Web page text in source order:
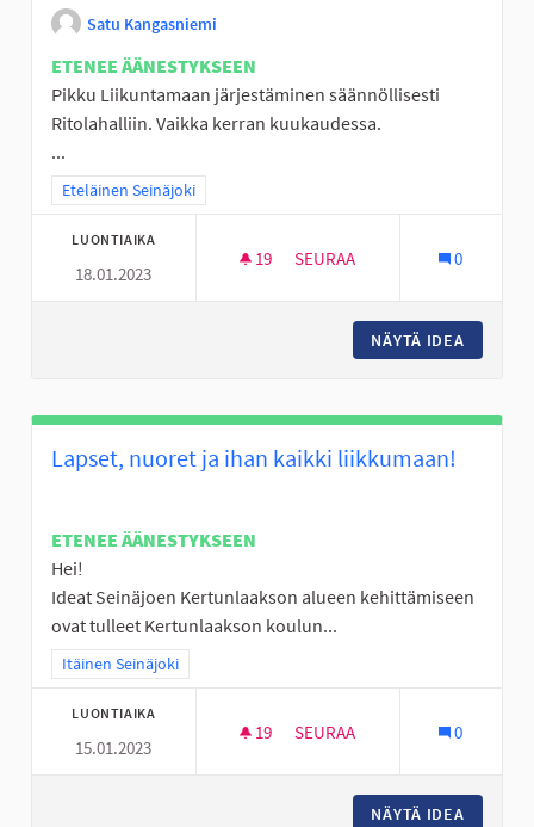
Satu Kangasniemi
ETENEE ÄÄNESTYKSEEN
Pikku Liikuntamaan järjestäminen säännöllisesti
Ritolahalliin. Vaikka kerran kuukaudessa.
...
Rajaa tulokset teeman mukaan: Eteläinen Seinäjoki
Eteläinen Seinäjoki
LUONTIAIKA
18.01.2023
19 19 SEURAAJAA
SEURAA 0
NÄYTÄ IDEA
Lapset, nuoret ja ihan kaikki liikkumaan!
ETENEE ÄÄNESTYKSEEN
Hei!
Ideat Seinäjoen Kertunlaakson alueen kehittämiseen
ovat tulleet Kertunlaakson koulun...
Rajaa tulokset teeman mukaan: Itäinen Seinäjoki
Itäinen Seinäjoki
LUONTIAIKA
15.01.2023
19 19 SEURAAJAA
SEURAA 0
NÄYTÄ IDEA